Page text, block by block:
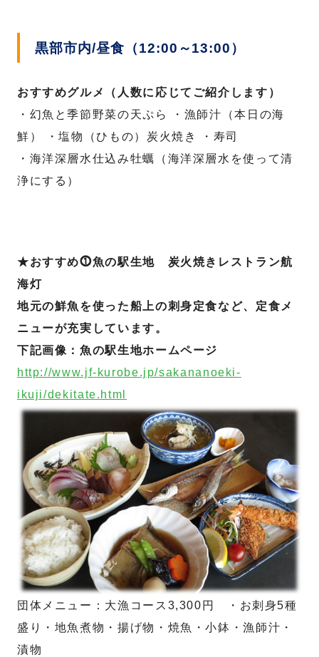
黒部市内/昼食（12:00～13:00）
おすすめグルメ（人数に応じてご紹介します）
・幻魚と季節野菜の天ぷら ・漁師汁（本日の海
鮮） ・塩物（ひもの）炭火焼き ・寿司
・海洋深層水仕込み牡蠣（海洋深層水を使って清
浄にする）
★おすすめ⓵魚の駅生地 炭火焼きレストラン航
海灯
地元の鮮魚を使った船上の刺身定食など、定食メ
ニューが充実しています。
下記画像：魚の駅生地ホームページ
http://www.jf-kurobe.jp/sakananoeki-
ikuji/dekitate.html
団体メニュー：大漁コース3,300円 ・お刺身5種
盛り・地魚煮物・揚げ物・焼魚・小鉢・漁師汁・
漬物